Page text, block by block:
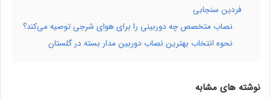
فردین سنجابی
نصاب متخصص چه دوربینی را برای هوای شرجی توصیه می‌کند؟
نحوه انتخاب بهترین نصاب دوربین مدار بسته در گلستان
نوشته های مشابه